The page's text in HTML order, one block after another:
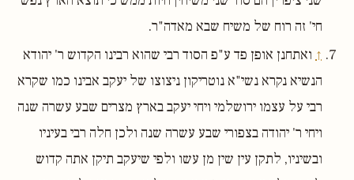
חי' זה רוח של משיח שבא מאדה"ר.
↑ ואתחנן אופן פד ע"פ הסוד רבי שהוא רבינו הקדוש ר' יהודא
הנשיא נקרא נשי"א נוטריקון ניצוצו של יעקב אבינו כמו שקרא
רבי על עצמו ירושלמי ויחי יעקב בארץ מצרים שבע עשרה שנה
ויחי ר' יהודה בצפורי שבע עשרה שנה ולכן חלה רבי בעיניו
ובשיניו, לתקן עין שין מן עשו ולפי שיעקב תיקן אתה קדוש